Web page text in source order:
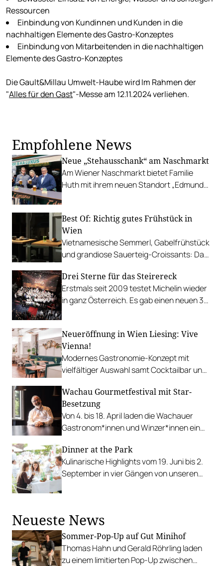
Ressourcen
Einbindung von Kundinnen und Kunden in die
nachhaltigen Elemente des Gastro-Konzeptes
Einbindung von Mitarbeitenden in die nachhaltigen
Elemente des Gastro-Konzeptes
Die Gault&Millau Umwelt-Haube wird Im Rahmen der
"Alles für den Gast"-Messe am 12.11.2024 verliehen.
Empfohlene News
Neue „Stehausschank“ am Naschmarkt
Am Wiener Naschmarkt bietet Familie
Huth mit ihrem neuen Standort „Edmund“
Best Of: Richtig gutes Frühstück in
Wien
Vietnamesische Semmerl, Gabelfrühstück
und grandiose Sauerteig-Croissants: Das
die morgendliche Verpflegung.
Drei Sterne für das Steirereck
Erstmals seit 2009 testet Michelin wieder
in ganz Österreich. Es gab einen neuen 3-
Neueröffnung in Wien Liesing: Vive
Vienna!
Modernes Gastronomie-Konzept mit
vielfältiger Auswahl samt Cocktailbar und
Wachau Gourmetfestival mit Star-
Besetzung
Von 4. bis 18. April laden die Wachauer
Gastronom*innen und Winzer*innen ein
Spitzenköche, darunter Norbert
Niederkofler und Jean-Philippe Blondet.
Dinner at the Park
Kulinarische Highlights vom 19. Juni bis 2.
September in vier Gängen von unseren
Neueste News
Sommer-Pop-Up auf Gut Minihof
Thomas Hahn und Gerald Röhrling laden
zu einem limitierten Pop-Up zwischen